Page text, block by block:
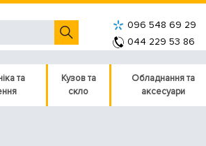
096 548 69 29
044 229 53 86
та
Кузов та
скло
Обладнання та
аксесуари